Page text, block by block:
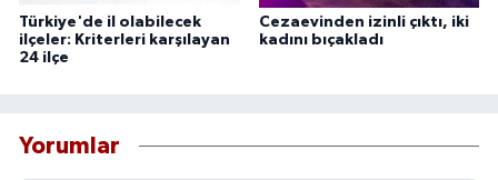
Türkiye'de il olabilecek
ilçeler: Kriterleri karşılayan
24 ilçe
Cezaevinden izinli çıktı, iki
kadını bıçakladı
Yorumlar